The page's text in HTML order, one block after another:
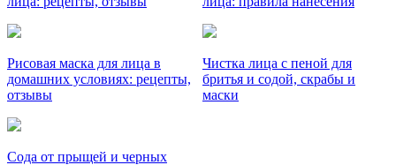
Рисовая маска для лица в
домашних условиях: рецепты,
отзывы
Чистка лица с пеной для
бритья и содой, скрабы и
маски
Сода от прыщей и черных